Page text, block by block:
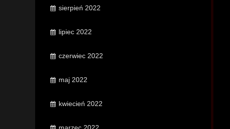
sierpień 2022
lipiec 2022
czerwiec 2022
maj 2022
kwiecień 2022